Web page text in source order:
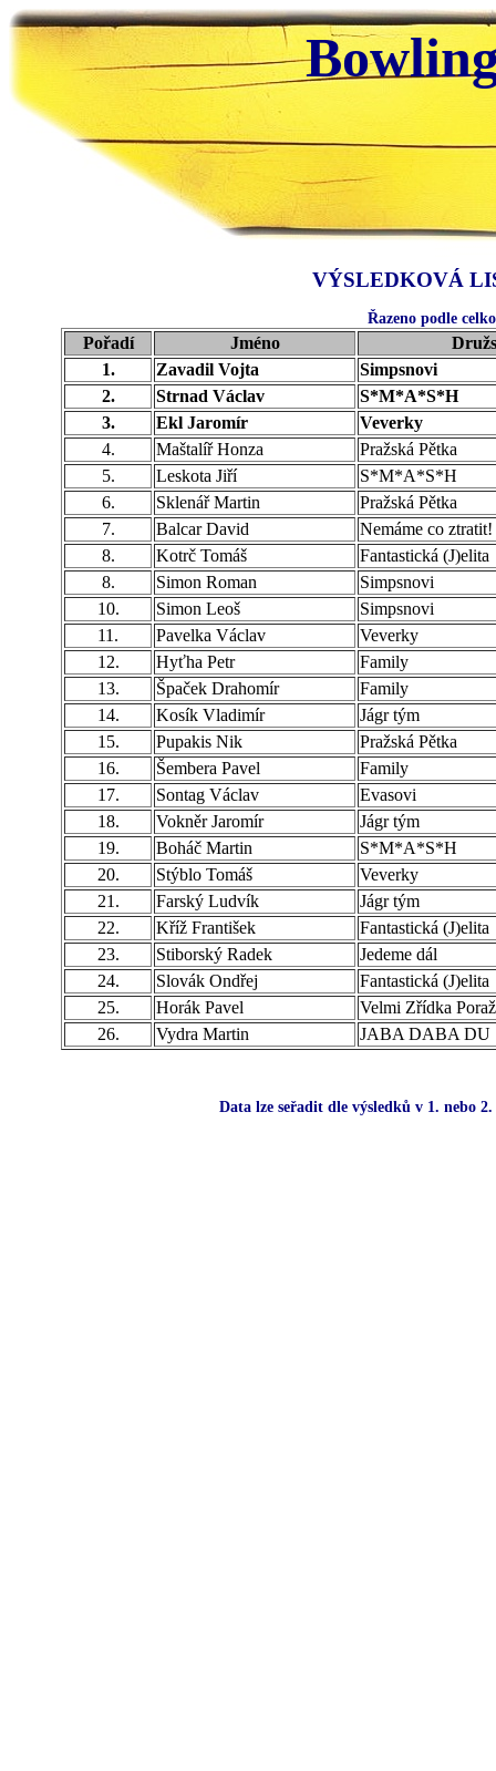
VÝSLEDKOVÁ
Řazeno podle
Pořadí Jméno
1.
Zavadil Vojta
Simpsnovi
2.
Strnad Václav
S*M*A*S*H
3.
Ekl Jaromír
Veverky
4.
Maštalíř Honza
Pražská Pětka
5.
Leskota Jiří
S*M*A*S*H
6.
Sklenář Martin
Pražská Pětka
7.
Balcar David
Nemáme co ztratit!
8.
Kotrč Tomáš
Fantastická (J)elita
8.
Simon Roman
Simpsnovi
10.
Simon Leoš
Simpsnovi
11.
Pavelka Václav
Veverky
12.
Hyťha Petr
Family
13.
Špaček Drahomír
Family
14.
Kosík Vladimír
Jágr tým
15.
Pupakis Nik
Pražská Pětka
16.
Šembera Pavel
Family
17.
Sontag Václav
Evasovi
18.
Vokněr Jaromír
Jágr tým
19.
Boháč Martin
S*M*A*S*H
20.
Stýblo Tomáš
Veverky
21.
Farský Ludvík
Jágr tým
22.
Kříž František
Fantastická (J)elita
23.
Stiborský Radek
Jedeme dál
24.
Slovák Ondřej
Fantastická (J)elita
25.
Horák Pavel
Velmi Zřídka
26.
Vydra Martin JABA DABA DU
Data lze seřadit dle výsledků v 1. nebo